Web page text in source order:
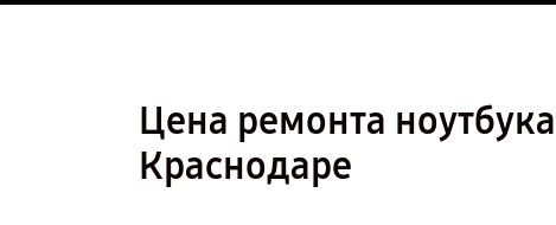
Цена ремонта
Краснодаре